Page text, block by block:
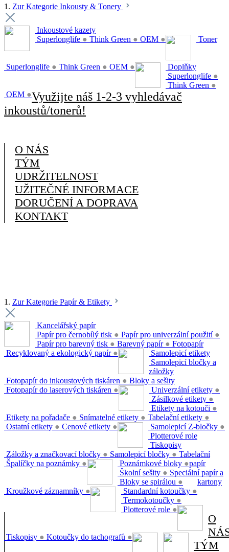
1. Zur Kategorie Inkousty & Tonery
Inkoustové kazety
Superlonglife ● Think Green ● OEM ● Toner
Superlonglife ● Think Green ● OEM ●
Doplňky
Superlonglife ●
Think Green ●
OEM ●Využijte náš 1-2-3 vyhledávač
inkoustů/tonerů!
O NÁS
TÝM
UDRŽITELNOST
UŽITEČNÉ INFORMACE
DORUČENÍ A DOPRAVA
KONTAKT
1. Zur Kategorie Papír & Etikety
Kancelářský papír
Papír pro černobílý tisk ● Papír pro univerzální použití ●
Papír pro barevný tisk ● Barevný papír ●
Recyklovaný a ekologický papír ●
Fotopapír
Fotopapír do inkoustových tiskáren ●
Fotopapír do laserových tiskáren ●
Samolepicí etikety
Univerzální etikety ●
Zásilkové etikety ●
Etikety na kotouči ●
Etikety na pořadače ● Snímatelné etikety ● Tabelační etikety ●
Ostatní etikety ● Cenové etikety ●
Samolepicí bločky a
záložky
Samolepicí Z-bločky ●
Záložky a značkovací bločky ● Samolepicí bločky ●
Špalíčky na poznámky ●
Bloky a sešity
Poznámkové bloky ●
Školní sešity ●
Bloky se spirálou ●
Kroužkové záznamníky ●
Plotterové role
Standardní kotoučky ●
Termokotoučky ●
Plotterové role ●
Tiskopisy
Tiskopisy ● Kotoučky do tachografů ●
Tabelační
papír
Speciální papír a
kartony
O
TÝM